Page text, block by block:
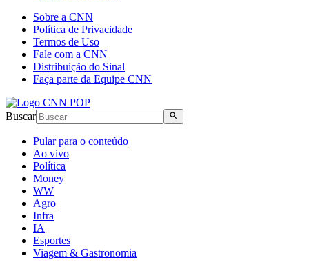
Sobre a CNN
Política de Privacidade
Termos de Uso
Fale com a CNN
Distribuição do Sinal
Faça parte da Equipe CNN
Buscar
Pular para o conteúdo
Ao vivo
Política
Money
WW
Agro
Infra
IA
Esportes
Viagem & Gastronomia